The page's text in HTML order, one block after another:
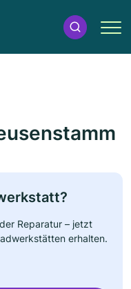
Reparatur – jetzt
erhalten.